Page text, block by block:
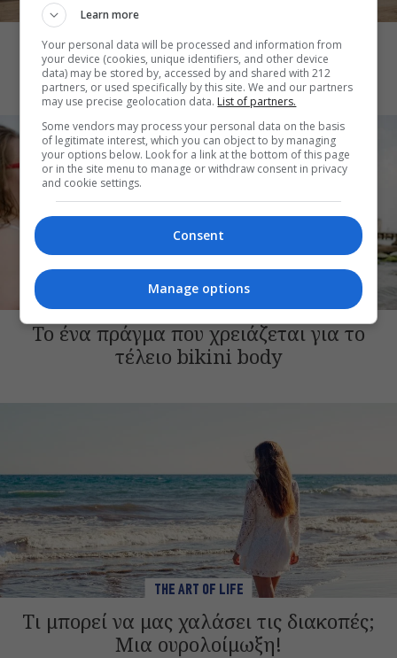
Tanmaxxing: To trend που στέλνει τη
Gen Z στον ήλιο χωρίς αντηλιακό
Το ένα πράγμα που χρειάζεται για το
τέλειο bikini body
THE ART OF LIFE
Τι μπορεί να μας χαλάσει τις διακοπές;
Μια ουρολοίμωξη!
Learn more
Your personal data will be processed and information from
your device (cookies, unique identifiers, and other device
data) may be stored by, accessed by and shared with 212
partners, or used specifically by this site. We and our partners
may use precise geolocation data. List of partners.
Some vendors may process your personal data on the basis
of legitimate interest, which you can object to by managing
your options below. Look for a link at the bottom of this page
or in the site menu to manage or withdraw consent in privacy
and cookie settings.
Consent
Manage options